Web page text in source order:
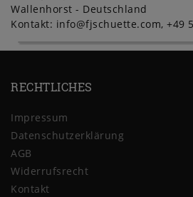
Wallenhorst
Deutschland
Kontakt: info@fjschuette.com +49
RECHTLICHES
Impressum
Daten­schutz­erklärung
AGB
Widerrufs­recht
Kontakt